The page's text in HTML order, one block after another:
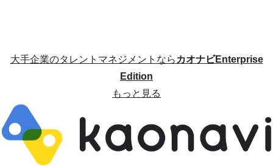
大手企業のタレントマネジメントならカオナビEnterprise
Edition
もっと見る